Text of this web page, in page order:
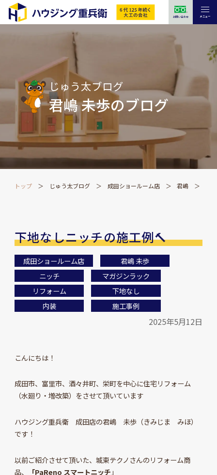
お問い合わせ メニュー
じゅう太ブログ
君嶋 未歩のブログ
トップ じゅう太ブログ 成田ショールーム店 君嶋
下地なしニッチの施工例🔨
成田ショールーム店
君嶋 未歩
ニッチ
マガジンラック
リフォーム
下地なし
内装
施工事例
2025年5月12日
こんにちは！
成田市、富里市、酒々井町、栄町を中心に住宅リフォーム
（水廻り・増改築）をさせて頂いています
ハウジング重兵衛 成田店の君嶋 未歩（きみじま みほ）
です！
以前ご紹介させて頂いた、城東テクノさんのリフォーム商
品、
「PaReno スマートニッチ 」